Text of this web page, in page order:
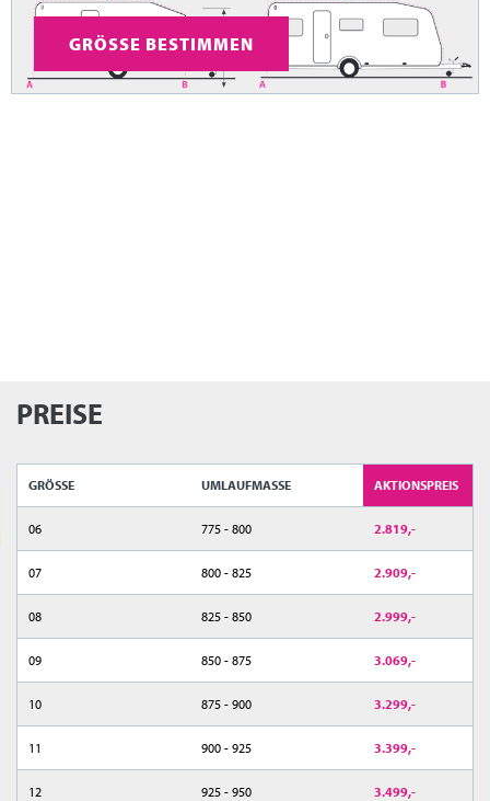
GRÖSSE BESTIMMEN
PREISE
GRÖSSE UMLAUFMASSE AKTIONSPREIS
06 775 - 800 2.819,-
07 800 - 825 2.909,-
08 825 - 850 2.999,-
09 850 - 875 3.069,-
10 875 - 900 3.299,-
11 900 - 925 3.399,-
12 925 - 950 3.499,-